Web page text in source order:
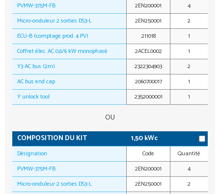
PVMW-375M-FB
2EN200001
4
Micro-onduleur 2 sorties DS3-L
2EN250001
2
ECU-B (comptage prod. 4 PV)
211018
1
Coffret élec. AC 0,6/6 kW monophasé
2ACEL0002
1
Y3 AC bus (2m)
2322304903
2
AC bus end cap
2060700017
1
Y unlock tool
2352000001 1
OU
COMPOSITION DU KIT
1,50 kWc
Désignation Code
Quantité
PVMW-375M-FB
2EN200001
4
Micro-onduleur 2 sorties DS3-L
2EN250001
2